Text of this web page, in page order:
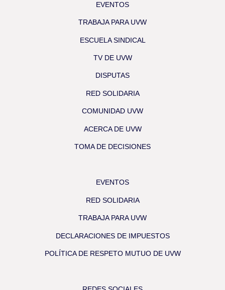
EVENTOS
TRABAJA PARA UVW
ESCUELA SINDICAL
TV DE UVW
DISPUTAS
RED SOLIDARIA
COMUNIDAD UVW
ACERCA DE UVW
TOMA DE DECISIONES
EVENTOS
RED SOLIDARIA
TRABAJA PARA UVW
DECLARACIONES DE IMPUESTOS
POLÍTICA DE RESPETO MUTUO DE UVW